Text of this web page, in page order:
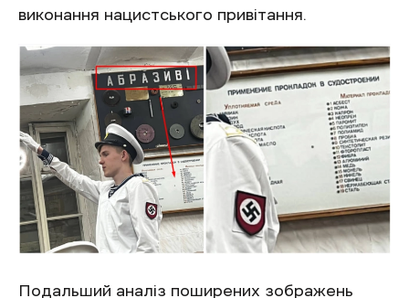
виконання нацистського привітання.
Подальший аналіз поширених зображень